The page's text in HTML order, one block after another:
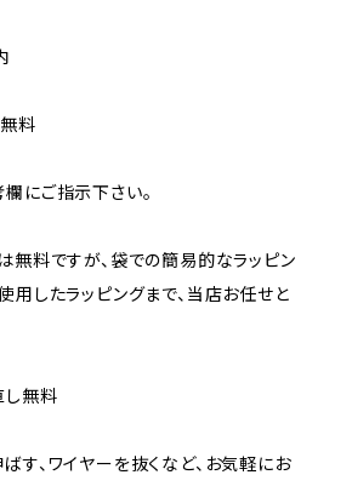
料
にご指示下さい。
無料ですが、袋での簡易的なラッピン
用したラッピングまで、当店お任せと
し無料
す、ワイヤーを抜くなど、お気軽にお